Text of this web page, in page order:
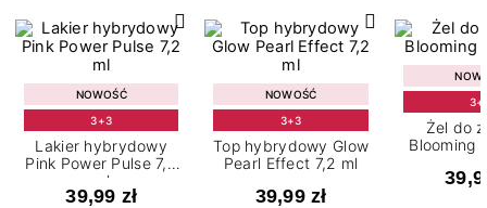
NOWOŚĆ
3+3
Lakier hybrydowy
Pink Power Pulse 7,2
ml
39,99 zł
NOWOŚĆ
3+3
Top hybrydowy Glow
Pearl Effect 7,2 ml
39,99 zł
Żel do
Blooming